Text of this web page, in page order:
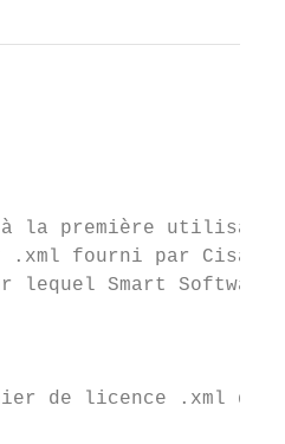
la première
.xml fourni par Cisa
lequel Smart
de licence .xml